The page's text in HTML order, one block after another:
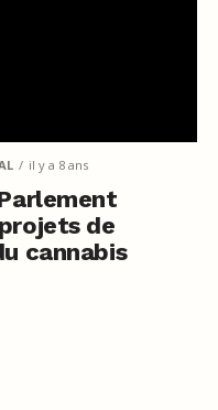
il y a 8 ans
de
cannabis